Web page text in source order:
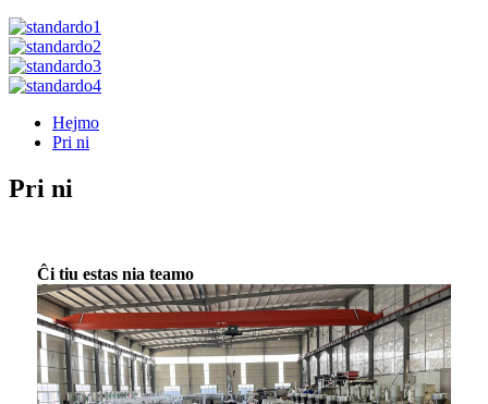
Hejmo
Pri ni
Pri ni
Ĉi tiu estas nia teamo